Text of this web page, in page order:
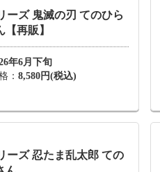
ーズ 鬼滅の刃 てのひら
再販】
年6月下旬
： 8,580円(税込)
ーズ 忍たま乱太郎 ての